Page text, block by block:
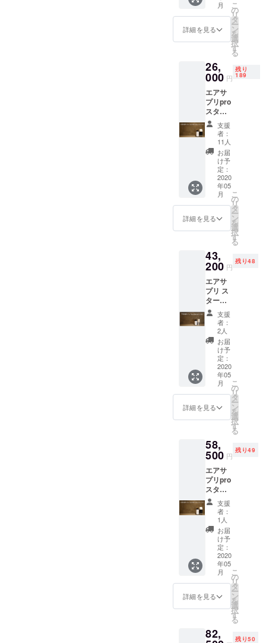
リ本体
× 2台 専
用
シェー
l） x4本
※送料込
み価格
一般販
売予定
価格：
38,400
月
詳細を見る
こ
の
リ
タ
ー
ン
を
選
択
す
る
26,
000 円
残り
189
エアサ
プリpro
スター
ター
セット
x2台
【50％
OFF】
品： エ
アサプ
リpro本
体 × 2台
専用
シェー
l） x4本
※送料込
み価格
一般販
売予定
価格：
52,000
支援
者：
11人
お届
け予
定：
2020
年05
月
詳細を見る
こ
の
リ
タ
ー
ン
を
選
択
す
る
43,
200 円
残り48
エアサ
プリ ス
ター
ター
セット
x5台
【55％
OFF】
品： エ
アサプ
リ本体
× 5台 専
用
シェー
l） x10
本 ※送
料込み
価格 一
般販売
予定価
格：
96,000
支援
者：
2人
お届
け予
定：
2020
年05
月
詳細を見る
こ
の
リ
タ
ー
ン
を
選
択
す
る
58,
500 円
残り49
エアサ
プリpro
スター
ター
セット
x5台
【55％
OFF】
品： エ
アサプ
リpro本
体 × 5台
専用
シェー
l） x10
支援
者：
1人
お届
け予
定：
2020
年05
月
詳細を見る
こ
の
リ
タ
ー
ン
を
選
択
す
る
82, 残り50